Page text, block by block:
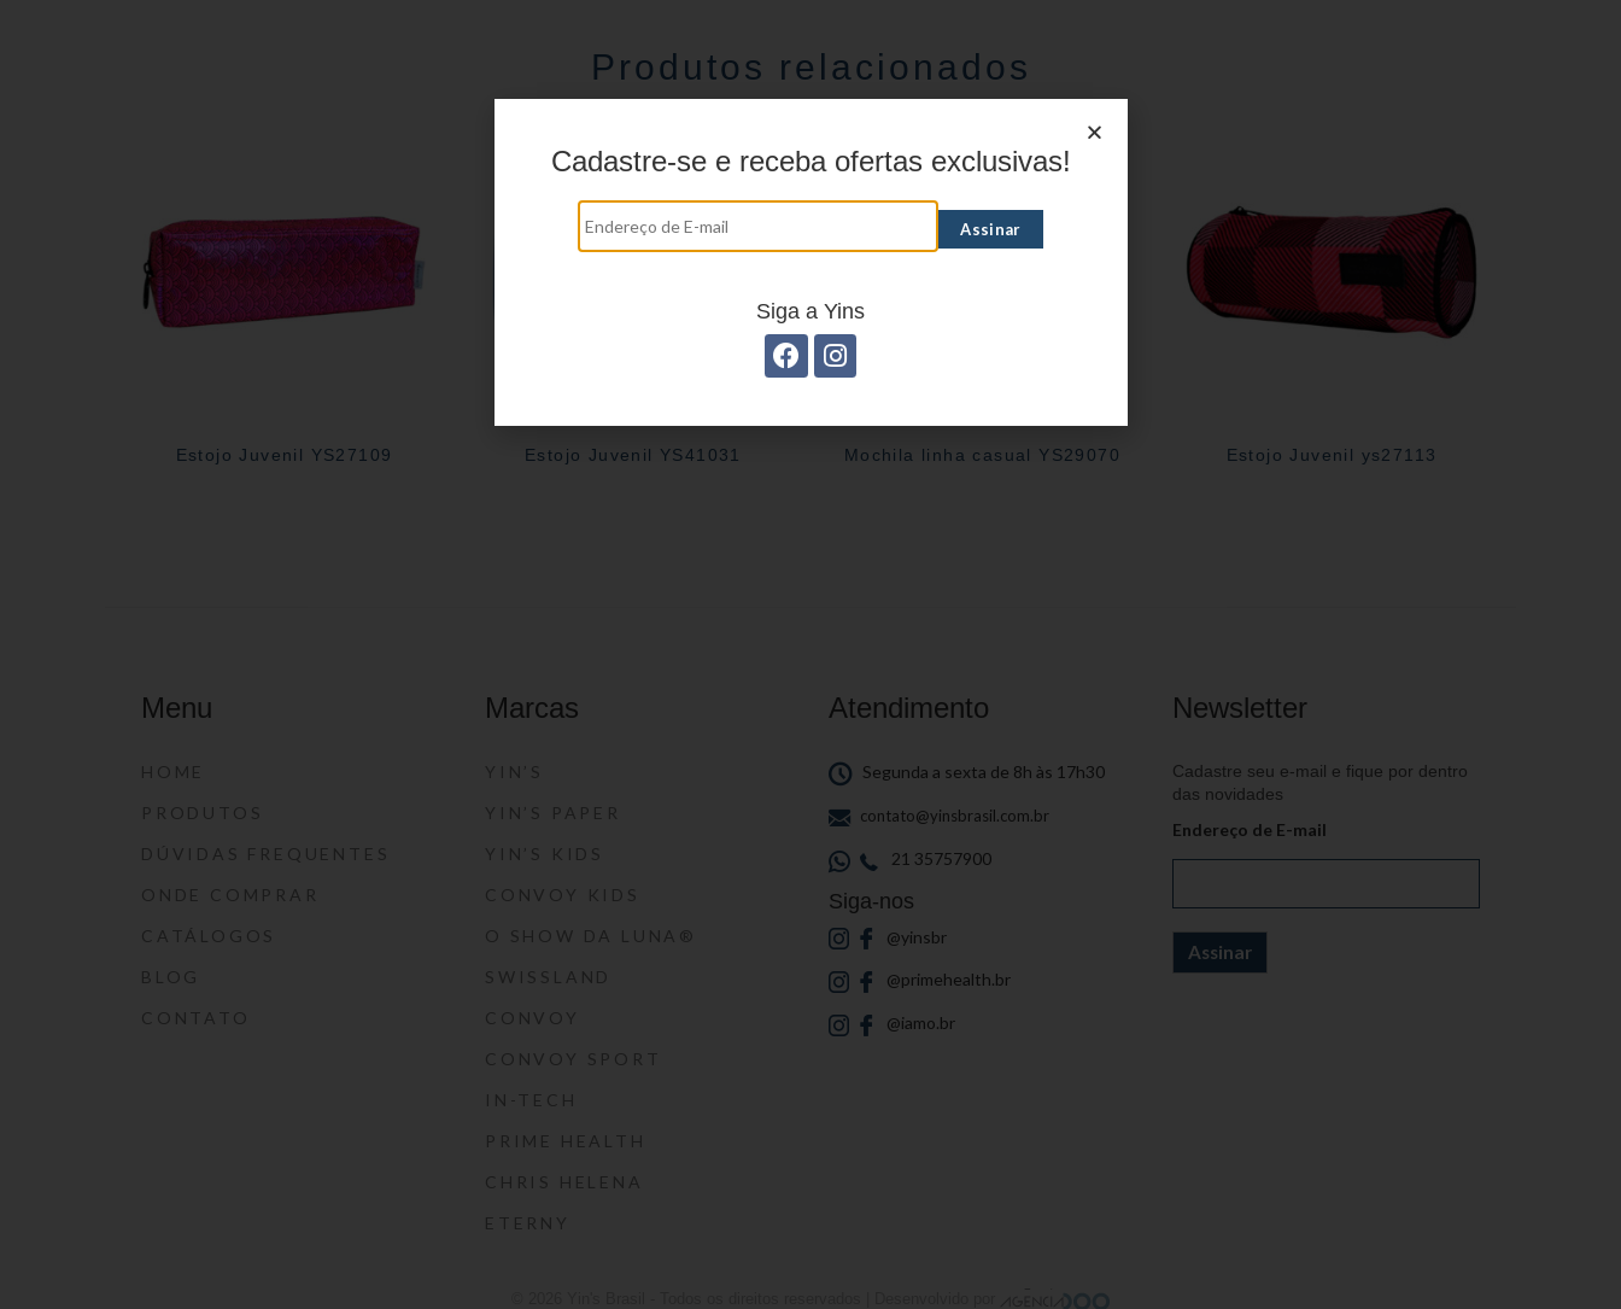
Produtos relacionados
Estojo Juvenil YS27109 Estojo Juvenil YS41031 Mochila linha casual YS29070 Estojo Juvenil ys27113
Menu
HOME
PRODUTOS
DÚVIDAS FREQUENTES
ONDE COMPRAR
CATÁLOGOS
BLOG
CONTATO
Marcas
YIN’S
YIN’S PAPER
YIN’S KIDS
CONVOY KIDS
O SHOW DA LUNA®
SWISSLAND
CONVOY
CONVOY SPORT
IN-TECH
PRIME HEALTH
CHRIS HELENA
ETERNY
Atendimento
Segunda a sexta de 8h às 17h30
contato@yinsbrasil.com.br
21 35757900
Siga-nos
@yinsbr
@primehealth.br
@iamo.br
Newsletter
Cadastre seu e-mail e fique por dentro
das novidades
Endereço de E-mail
Cadastre-se e receba ofertas exclusivas!
Siga a Yins